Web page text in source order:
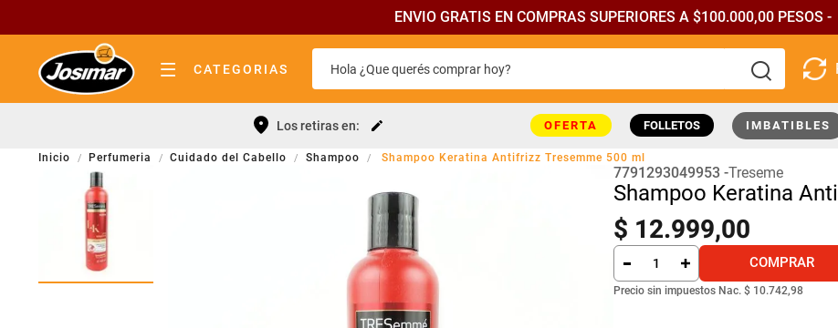
ENVIO GRATIS EN COMPRAS SUPERIORES A $100.000,00 PESOS -
CATEGORIAS
lácteos
pastas y tapas
fiambrería
quesos
Hola ¿Que querés comprar hoy?
Los retiras en: OFERTA FOLLETOS IMBATIBLES
Perfumeria Cuidado del Cabello Shampoo Shampoo Keratina Antifrizz Tresemme 500 ml
7791293049953 Treseme
Shampoo Keratina
$ 12.999,00
COMPRAR
Precio sin impuestos Nac. $ 10.742,98
Términos más buscados
Leche
Queso
Cerveza
Galletitas